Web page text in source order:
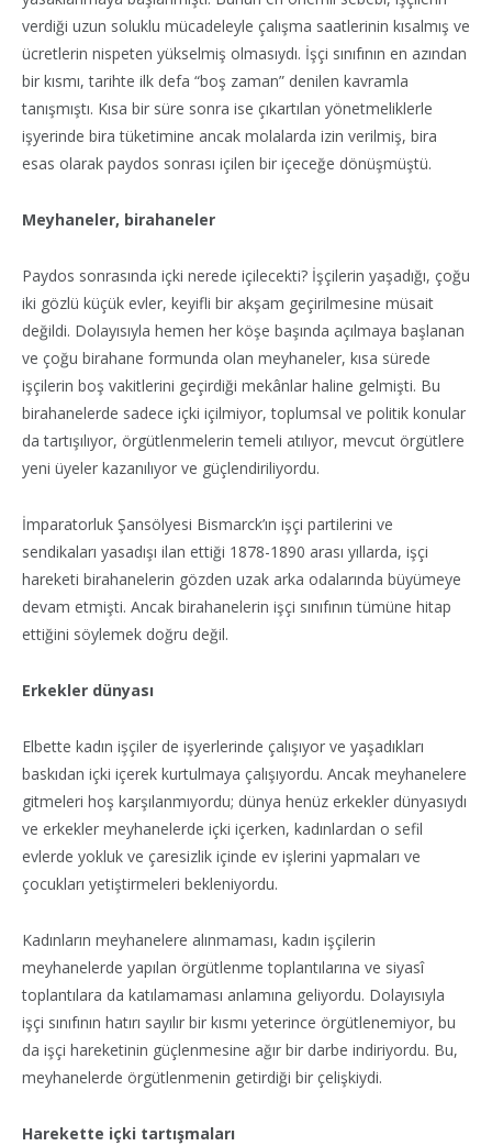
verdiği uzun soluklu mücadeleyle çalışma saatlerinin kısalmış ve
ücretlerin nispeten yükselmiş olmasıydı. İşçi sınıfının en azından
bir kısmı, tarihte ilk defa “boş zaman” denilen kavramla
tanışmıştı. Kısa bir süre sonra ise çıkartılan yönetmeliklerle
işyerinde bira tüketimine ancak molalarda izin verilmiş, bira
esas olarak paydos sonrası içilen bir içeceğe dönüşmüştü.
Meyhaneler, birahaneler
Paydos sonrasında içki nerede içilecekti? İşçilerin yaşadığı, çoğu
iki gözlü küçük evler, keyifli bir akşam geçirilmesine müsait
değildi. Dolayısıyla hemen her köşe başında açılmaya başlanan
ve çoğu birahane formunda olan meyhaneler, kısa sürede
işçilerin boş vakitlerini geçirdiği mekânlar haline gelmişti. Bu
birahanelerde sadece içki içilmiyor, toplumsal ve politik konular
da tartışılıyor, örgütlenmelerin temeli atılıyor, mevcut örgütlere
yeni üyeler kazanılıyor ve güçlendiriliyordu.
İmparatorluk Şansölyesi Bismarck’ın işçi partilerini ve
sendikaları yasadışı ilan ettiği 1878-1890 arası yıllarda, işçi
hareketi birahanelerin gözden uzak arka odalarında büyümeye
devam etmişti. Ancak birahanelerin işçi sınıfının tümüne hitap
ettiğini söylemek doğru değil.
Erkekler dünyası
Elbette kadın işçiler de işyerlerinde çalışıyor ve yaşadıkları
baskıdan içki içerek kurtulmaya çalışıyordu. Ancak meyhanelere
gitmeleri hoş karşılanmıyordu; dünya henüz erkekler dünyasıydı
ve erkekler meyhanelerde içki içerken, kadınlardan o sefil
evlerde yokluk ve çaresizlik içinde ev işlerini yapmaları ve
çocukları yetiştirmeleri bekleniyordu.
Kadınların meyhanelere alınmaması, kadın işçilerin
meyhanelerde yapılan örgütlenme toplantılarına ve siyasî
toplantılara da katılamaması anlamına geliyordu. Dolayısıyla
işçi sınıfının hatırı sayılır bir kısmı yeterince örgütlenemiyor, bu
da işçi hareketinin güçlenmesine ağır bir darbe indiriyordu. Bu,
meyhanelerde örgütlenmenin getirdiği bir çelişkiydi.
Harekette içki tartışmaları